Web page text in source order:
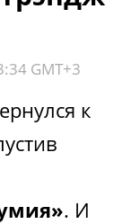
GMT+3
к
. И